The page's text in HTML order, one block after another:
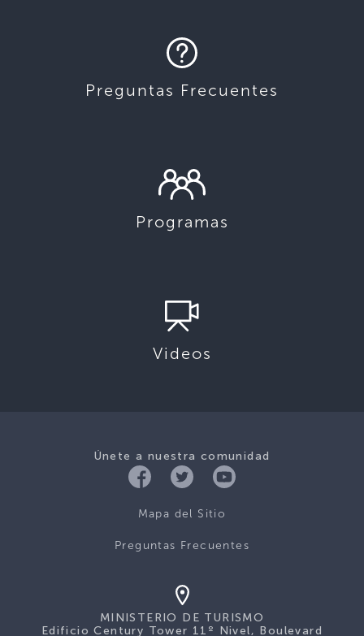
Preguntas Frecuentes
Programas
Videos
Únete a nuestra comunidad
Mapa del Sitio
Preguntas Frecuentes
MINISTERIO DE TURISMO
Edificio Century Tower 11º Nivel, Boulevard